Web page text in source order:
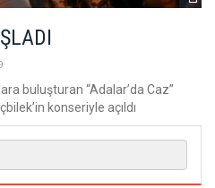
buluşturan “Adalar’da Caz”
konseriyle açıldı